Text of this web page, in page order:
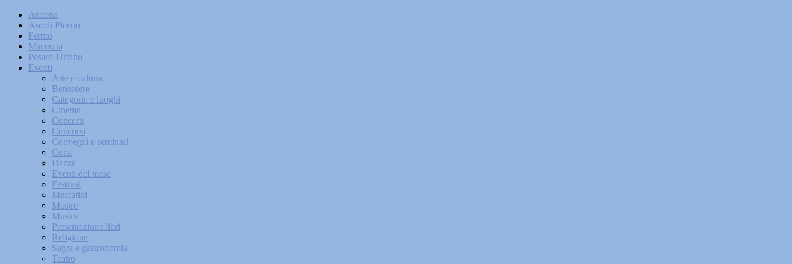
Ancona
Ascoli Piceno
Fermo
Macerata
Pesaro-Urbino
Eventi
Arte e cultura
Benessere
Categorie e luoghi
Cinema
Concerti
Concorsi
Convegni e seminari
Corsi
Danza
Eventi del mese
Festival
Mercatini
Mostre
Musica
Presentazione libri
Religione
Sagra e gastronomia
Teatro